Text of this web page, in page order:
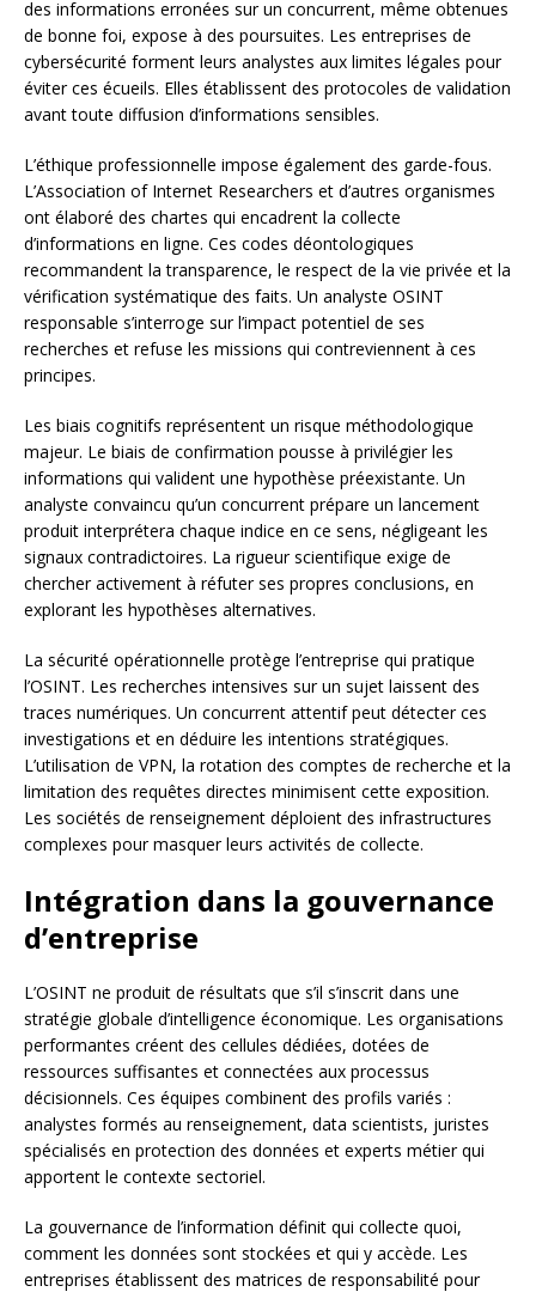
des informations erronées sur un concurrent, même obtenues
de bonne foi, expose à des poursuites. Les entreprises de
cybersécurité forment leurs analystes aux limites légales pour
éviter ces écueils. Elles établissent des protocoles de validation
avant toute diffusion d’informations sensibles.
L’éthique professionnelle impose également des garde-fous.
L’Association of Internet Researchers et d’autres organismes
ont élaboré des chartes qui encadrent la collecte
d’informations en ligne. Ces codes déontologiques
recommandent la transparence, le respect de la vie privée et la
vérification systématique des faits. Un analyste OSINT
responsable s’interroge sur l’impact potentiel de ses
recherches et refuse les missions qui contreviennent à ces
principes.
Les biais cognitifs représentent un risque méthodologique
majeur. Le biais de confirmation pousse à privilégier les
informations qui valident une hypothèse préexistante. Un
analyste convaincu qu’un concurrent prépare un lancement
produit interprétera chaque indice en ce sens, négligeant les
signaux contradictoires. La rigueur scientifique exige de
chercher activement à réfuter ses propres conclusions, en
explorant les hypothèses alternatives.
La sécurité opérationnelle protège l’entreprise qui pratique
l’OSINT. Les recherches intensives sur un sujet laissent des
traces numériques. Un concurrent attentif peut détecter ces
investigations et en déduire les intentions stratégiques.
L’utilisation de VPN, la rotation des comptes de recherche et la
limitation des requêtes directes minimisent cette exposition.
Les sociétés de renseignement déploient des infrastructures
complexes pour masquer leurs activités de collecte.
Intégration dans la gouvernance
d’entreprise
L’OSINT ne produit de résultats que s’il s’inscrit dans une
stratégie globale d’intelligence économique. Les organisations
performantes créent des cellules dédiées, dotées de
ressources suffisantes et connectées aux processus
décisionnels. Ces équipes combinent des profils variés :
analystes formés au renseignement, data scientists, juristes
spécialisés en protection des données et experts métier qui
apportent le contexte sectoriel.
La gouvernance de l’information définit qui collecte quoi,
comment les données sont stockées et qui y accède. Les
entreprises établissent des matrices de responsabilité pour